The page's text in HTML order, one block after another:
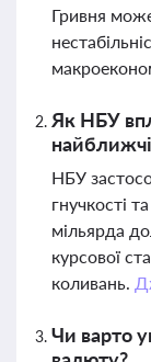
Гривня
Як НБУ
найближчі
НБУ
гнучкості
мільярда
курсової
коливань.
Чи варто